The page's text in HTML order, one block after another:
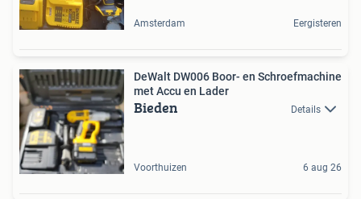
Amsterdam Eergisteren
DeWalt DW006 Boor- en Schroefmachine
met Accu en Lader
Bieden Details
Voorthuizen 6 aug 26